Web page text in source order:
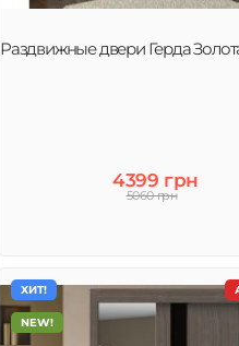
Раздвижные двери Герда
4399 грн
5060 грн
ХИТ!
NEW!